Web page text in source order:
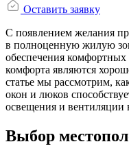
Оставить заявку
С появлением желания
в полноценную жилую
обеспечения
комфорта являются
статье мы рассмотрим,
окон и люков
освещения и
Выбор